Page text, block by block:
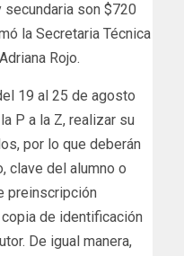
secundaria son $720
la Secretaria Técnica
Rojo.
19 al 25 de agosto
P a la Z, realizar su
por lo que deberán
clave del alumno o
preinscripción
de identificación
De igual manera,